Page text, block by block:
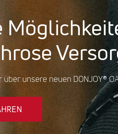
über unsere neuen DONJOY®
MEHR ERFAHREN